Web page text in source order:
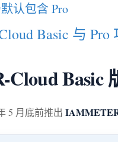
认包含 Pro
Basic 与 Pro
Basic
5 月底前推出